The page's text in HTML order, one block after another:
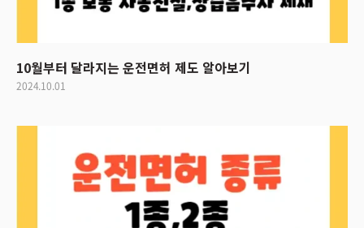
10월부터 달라지는 운전면허 제도 알아보기
2024.10.01